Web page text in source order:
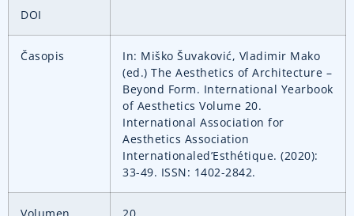
DOI
Časopis
In: Miško Šuvaković, Vladimir Mako
(ed.) The Aesthetics of Architecture –
Beyond Form. International Yearbook
of Aesthetics Volume 20.
International Association for
Aesthetics Association
Internationaled’Esthétique. (2020):
33-49. ISSN: 1402-2842.